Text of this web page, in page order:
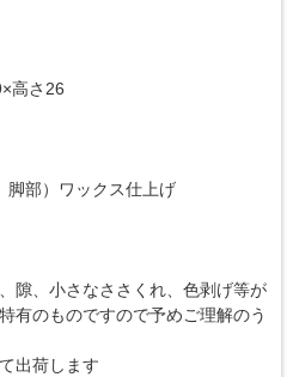
高さ26
部）ワックス仕上げ
隙、小さなささくれ、色剥げ等が
有のものですので予めご理解のう
出荷します